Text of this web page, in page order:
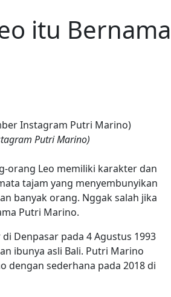
itu Bernama
Putri Marino)
orang Leo memiliki karakter dan
tajam yang menyembunyikan
banyak orang. Nggak salah jika
Putri Marino.
Denpasar pada 4 Agustus 1993
ibunya asli Bali. Putri Marino
dengan sederhana pada 2018 di